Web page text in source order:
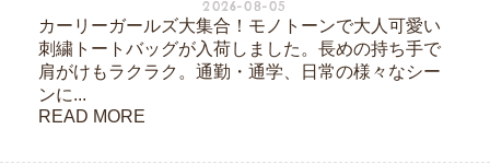
2026-08-05
カーリーガールズ大集合！モノトーンで大人可愛い
刺繍トートバッグが入荷しました。長めの持ち手で
肩がけもラクラク。通勤・通学、日常の様々なシー
ンに...
READ MORE